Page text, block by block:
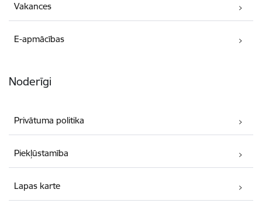
Vakances
E-apmācības
Noderīgi
Privātuma politika
Piekļūstamība
Lapas karte